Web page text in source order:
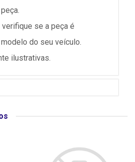
se a peça é
do seu veículo.
ilustrativas.